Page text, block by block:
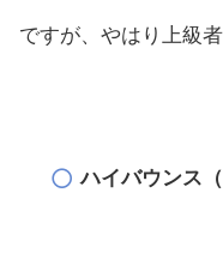
ですが、やはり上級
ハイバウンス